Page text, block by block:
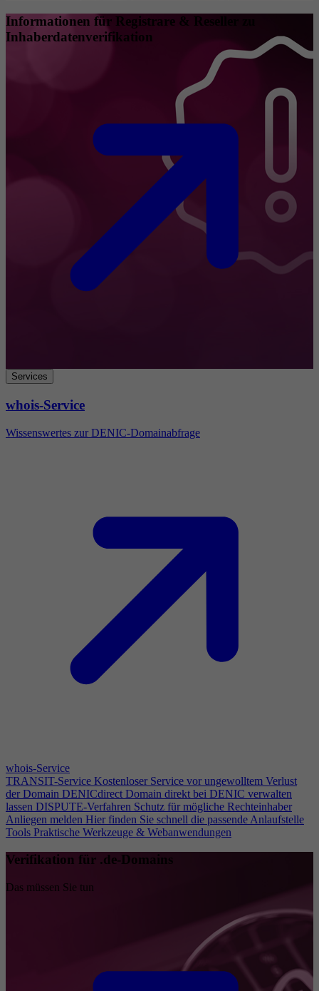
Informationen für Registrare & Reseller zu
Inhaberdatenverifikation
Services
whois-Service
Wissenswertes zur DENIC-Domainabfrage
whois-Service
TRANSIT-Service Kostenloser Service vor ungewolltem Verlust
der Domain DENICdirect Domain direkt bei DENIC verwalten
lassen DISPUTE-Verfahren Schutz für mögliche Rechteinhaber
Anliegen melden Hier finden Sie schnell die passende Anlaufstelle
Tools Praktische Werkzeuge & Webanwendungen
Verifikation für .de-Domains
Das müssen Sie tun